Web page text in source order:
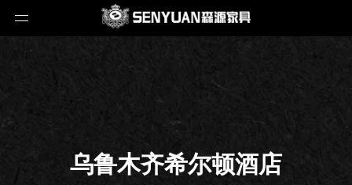
乌鲁木齐希尔顿酒店